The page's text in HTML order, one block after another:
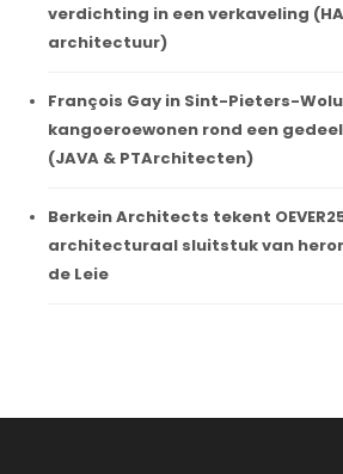
verdichting in een verkaveling
architectuur)
François Gay in Sint-Pieters-
kangoeroewonen rond een
(JAVA & PTArchitecten)
Berkein Architects tekent
architecturaal sluitstuk van
de Leie